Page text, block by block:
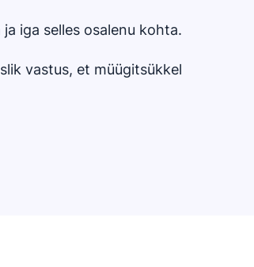
iga selles osalenu kohta.
vastus, et müügitsükkel